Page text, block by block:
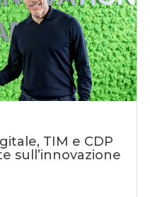
TIM e CDP
sull’innovazione